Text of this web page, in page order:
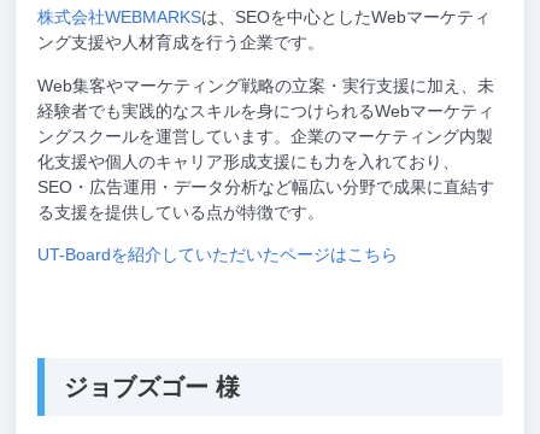
株式会社WEBMARKSは、SEOを中心としたWebマーケティ
ング支援や人材育成を行う企業です。
Web集客やマーケティング戦略の立案・実行支援に加え、未
経験者でも実践的なスキルを身につけられるWebマーケティ
ングスクールを運営しています。企業のマーケティング内製
化支援や個人のキャリア形成支援にも力を入れており、
SEO・広告運用・データ分析など幅広い分野で成果に直結す
る支援を提供している点が特徴です。
UT-Boardを紹介していただいたページはこちら
ジョブズゴー 様